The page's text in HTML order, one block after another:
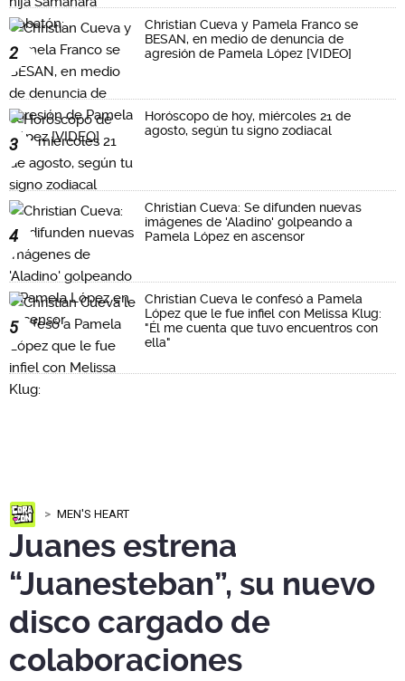
2
Christian Cueva y Pamela Franco se
BESAN, en medio de denuncia de
agresión de Pamela López [VIDEO]
3
Horóscopo de hoy, miércoles 21 de
agosto, según tu signo zodiacal
4
Christian Cueva: Se difunden nuevas
imágenes de 'Aladino' golpeando a
Pamela López en ascensor
5
Christian Cueva le confesó a Pamela
López que le fue infiel con Melissa Klug:
"Él me cuenta que tuvo encuentros con
ella"
MEN'S HEART
Juanes estrena
“Juanesteban”, su nuevo
disco cargado de
colaboraciones